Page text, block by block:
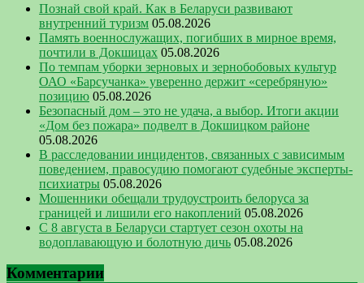
Познай свой край. Как в Беларуси развивают
внутренний туризм 05.08.2026
Память военнослужащих, погибших в мирное время,
почтили в Докшицах 05.08.2026
По темпам уборки зерновых и зернобобовых культур
ОАО «Барсучанка» уверенно держит «серебряную»
позицию 05.08.2026
Безопасный дом – это не удача, а выбор. Итоги акции
«Дом без пожара» подвелт в Докшицком районе
05.08.2026
В расследовании инцидентов, связанных с зависимым
поведением, правосудию помогают судебные эксперты-
психиатры 05.08.2026
Мошенники обещали трудоустроить белоруса за
границей и лишили его накоплений 05.08.2026
С 8 августа в Беларуси стартует сезон охоты на
водоплавающую и болотную дичь 05.08.2026
Комментарии